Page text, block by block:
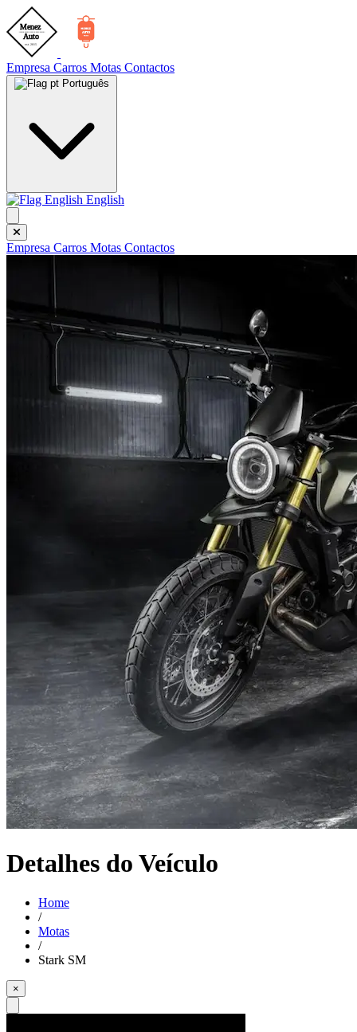
Empresa Carros Motas Contactos
Português
English
Empresa Carros Motas Contactos
Detalhes do Veículo
Home
/
Motas
/
Stark SM
×